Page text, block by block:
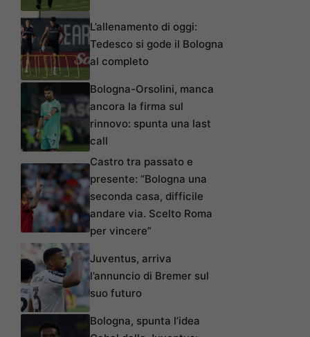
L’allenamento di oggi:
Tedesco si gode il Bologna
al completo
Bologna-Orsolini, manca
ancora la firma sul
rinnovo: spunta una last
call
Castro tra passato e
presente: “Bologna una
seconda casa, difficile
andare via. Scelto Roma
per vincere”
Juventus, arriva
l’annuncio di Bremer sul
suo futuro
Bologna, spunta l’idea